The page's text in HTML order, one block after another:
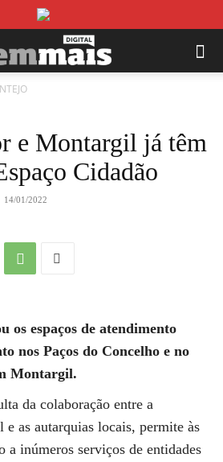
e Montargil já têm
Cidadão
14/01/2022
os espaços de atendimento
nos Paços do Concelho e no
Montargil.
da colaboração entre a
e as autarquias locais, permite às
a inúmeros serviços de entidades